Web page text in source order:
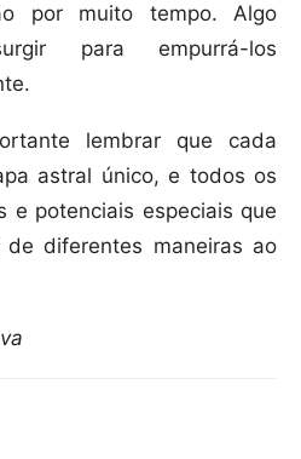
por muito tempo. Algo
para empurrá-los
lembrar que cada
astral único, e todos os
e potenciais especiais que
diferentes maneiras ao